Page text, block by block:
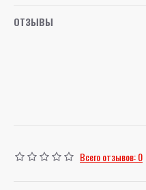
ОТЗЫВЫ
Всего отзывов: 0